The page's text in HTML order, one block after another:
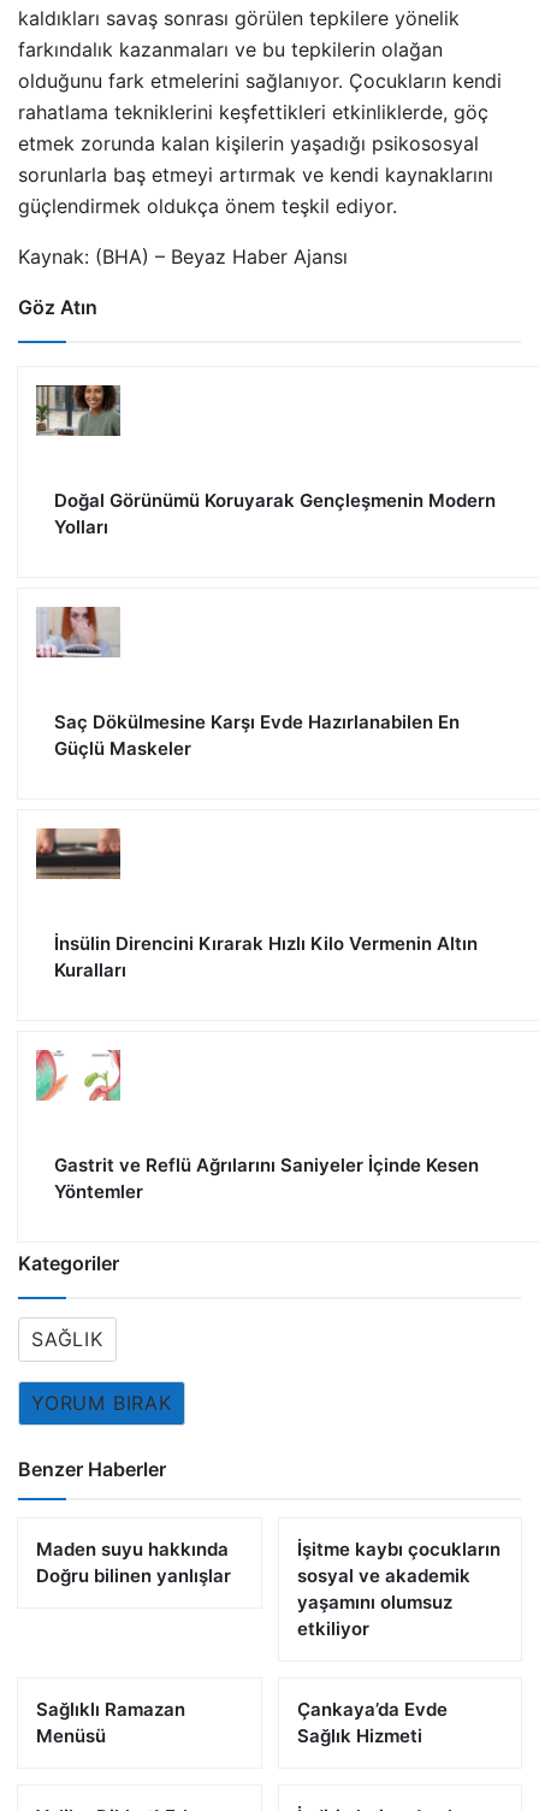
kaldıkları savaş sonrası görülen tepkilere yönelik
farkındalık kazanmaları ve bu tepkilerin olağan
olduğunu fark etmelerini sağlanıyor. Çocukların kendi
rahatlama tekniklerini keşfettikleri etkinliklerde, göç
etmek zorunda kalan kişilerin yaşadığı psikososyal
sorunlarla baş etmeyi artırmak ve kendi kaynaklarını
güçlendirmek oldukça önem teşkil ediyor.
Kaynak: (BHA) – Beyaz Haber Ajansı
Göz Atın
Doğal Görünümü Koruyarak Gençleşmenin Modern
Yolları
Saç Dökülmesine Karşı Evde Hazırlanabilen En
Güçlü Maskeler
İnsülin Direncini Kırarak Hızlı Kilo Vermenin Altın
Kuralları
Gastrit ve Reflü Ağrılarını Saniyeler İçinde Kesen
Yöntemler
Kategoriler
SAĞLIK
YORUM BIRAK
Benzer Haberler
Maden suyu hakkında
Doğru bilinen yanlışlar
İşitme kaybı çocukların
sosyal ve akademik
yaşamını olumsuz
etkiliyor
Sağlıklı Ramazan
Menüsü
Çankaya’da Evde
Sağlık Hizmeti